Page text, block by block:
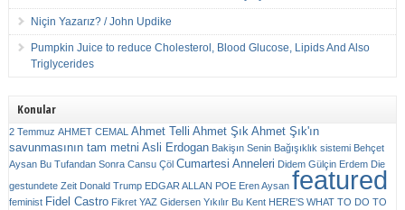
Niçin Yazarız? / John Updike
Pumpkin Juice to reduce Cholesterol, Blood Glucose, Lipids And Also
Triglycerides
Konular
2 Temmuz AHMET CEMAL Ahmet Telli Ahmet Şık Ahmet Şık'ın
savunmasının tam metni Asli Erdogan Bakişın Senin Bağışıklık sistemi Behçet
Aysan Bu Tufandan Sonra Cansu Çöl Cumartesi Anneleri Didem Gülçin Erdem Die
gestundete Zeit Donald Trump EDGAR ALLAN POE Eren Aysan featured
feminist Fidel Castro Fikret YAZ Gidersen Yıkılır Bu Kent HERE’S WHAT TO DO TO